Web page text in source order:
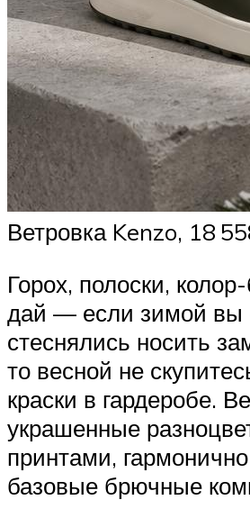
Ветровка Kenzo, 18
Горох, полоски,
дай — если зимой
стеснялись носить
то весной не
краски в гардеробе.
украшенные
принтами,
базовые брючные